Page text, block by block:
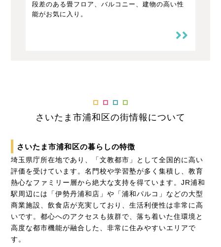
段差のある畳フロア、バルコニー、建物の高い性
能がお気に入り。
さいたま市浦和区の街情報について
さいたま市浦和区の暮らしの特徴
埼玉県庁所在地であり、「文教都市」として全国的に高い
評価を受けています。名門校や学習塾が多く集積し、教育
熱心なファミリー層から絶大な支持を得ています。JR浦和
駅周辺には「伊勢丹浦和店」や「浦和パルコ」などの大型
商業施設、飲食店が充実しており、生活利便性は非常に高
いです。都心へのアクセスも抜群で、落ち着いた住環境と
高度な都市機能が融合した、非常に住みやすいエリアで
す。